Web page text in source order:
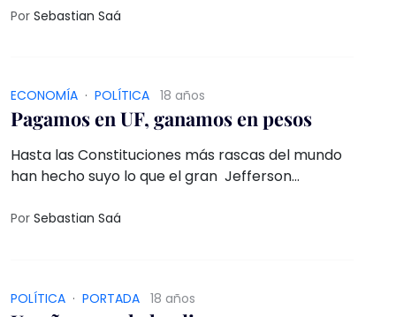
Por Sebastian Saá
ECONOMÍ­A · POLÍTICA 18 años
Pagamos en UF, ganamos en pesos
Hasta las Constituciones más rascas del mundo
han hecho suyo lo que el gran Jefferson
Independencia de los EEUU: “all men are created
Por Sebastian Saá
POLÍTICA · PORTADA 18 años